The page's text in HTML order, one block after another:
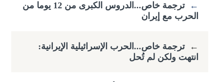
←
ترجمة خاص...الدروس الكبرى من 12 يوما من
الحرب مع إيران
← ترجمة خاص...الحرب الإسرائيلية الإيرانية:
انتهت ولكن لم تُحل